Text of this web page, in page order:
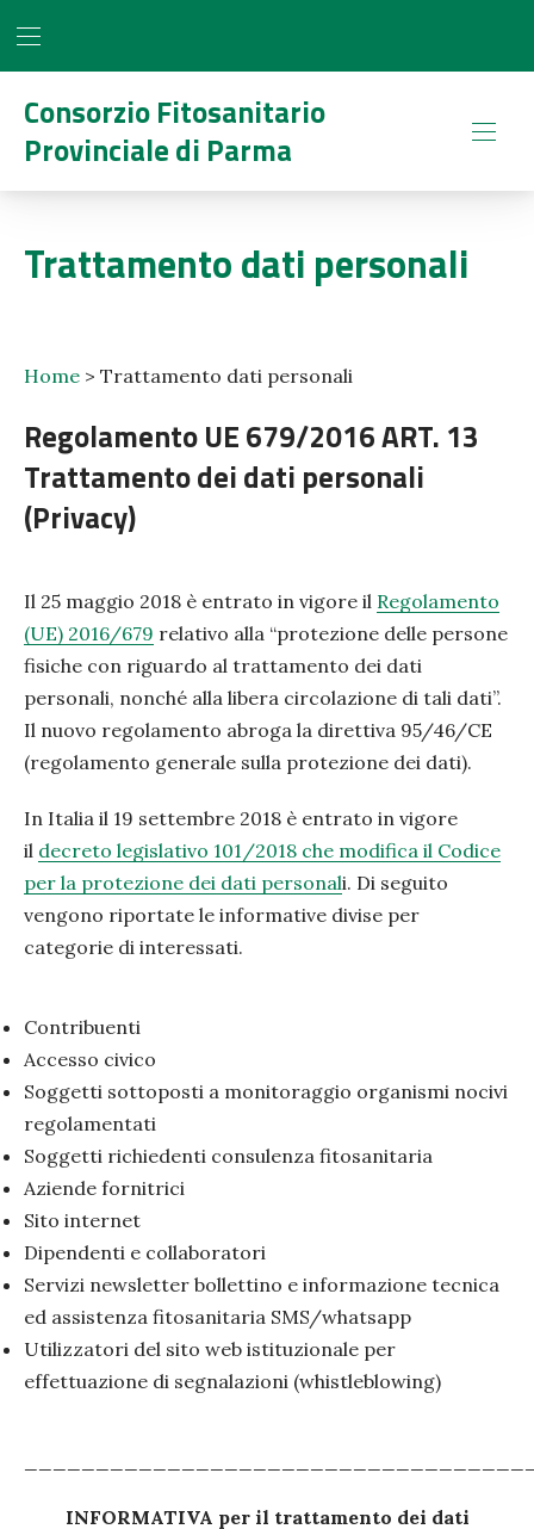
BAR NAVIGATION
Consorzio Fitosanitario
Provinciale di Parma
Trattamento dati personali
Home > Trattamento dati personali
Regolamento UE 679/2016 ART. 13
Trattamento dei dati personali
(Privacy)
Il 25 maggio 2018 è entrato in vigore il Regolamento
(UE) 2016/679 relativo alla “protezione delle persone
fisiche con riguardo al trattamento dei dati
personali, nonché alla libera circolazione di tali dati”.
Il nuovo regolamento abroga la direttiva 95/46/CE
(regolamento generale sulla protezione dei dati).
In Italia il 19 settembre 2018 è entrato in vigore
il decreto legislativo 101/2018 che modifica il Codice
per la protezione dei dati personali. Di seguito
vengono riportate le informative divise per
categorie di interessati.
Contribuenti
Accesso civico
Soggetti sottoposti a monitoraggio organismi nocivi
regolamentati
Soggetti richiedenti consulenza fitosanitaria
Aziende fornitrici
Sito internet
Dipendenti e collaboratori
Servizi newsletter bollettino e informazione tecnica
ed assistenza fitosanitaria SMS/whatsapp
Utilizzatori del sito web istituzionale per
effettuazione di segnalazioni (whistleblowing)
INFORMATIVA per il trattamento dei dati